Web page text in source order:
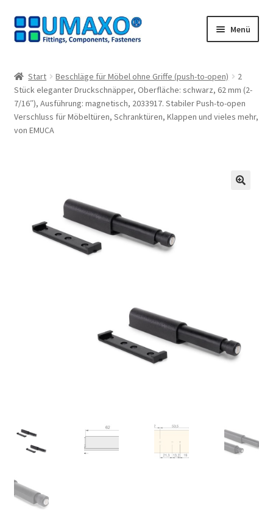
Zur
Navigation
Zum
Inhalt
Menü
AGB
Datenschutz
Kontakt
Start Beschläge für Möbel ohne Griffe (push-to-open)
2
Stück eleganter Druckschnäpper, Oberfläche: schwarz, 62 mm (2-
7/16″), Ausführung: magnetisch, 2033917. Stabiler Push-to-open
Verschluss für Möbeltüren, Schranktüren, Klappen und vieles mehr,
von EMUCA